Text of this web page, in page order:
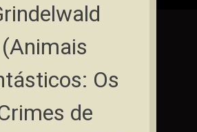
(Animais
Os
de